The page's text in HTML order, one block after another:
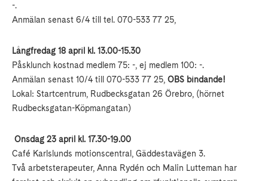
-.
Anmälan senast 6/4 till tel. 070-533 77 25,
Långfredag 18 april kl. 13.00-15.30
Påsklunch kostnad medlem 75: -, ej medlem 100: -.
Anmälan senast 10/4 till 070-533 77 25, OBS bindande!
Lokal: Startcentrum, Rudbecksgatan 26 Örebro, (hörnet
Rudbecksgatan-Köpmangatan)
Onsdag 23 april kl. 17.30-19.00
Café Karlslunds motionscentral, Gäddestavägen 3.
Två arbetsterapeuter, Anna Rydén och Malin Lutteman har